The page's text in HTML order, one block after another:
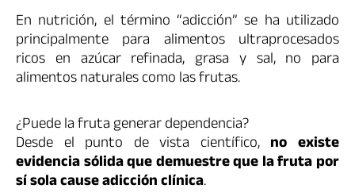
En nutrición, el término “adicción” se ha utilizado
principalmente para alimentos ultraprocesados
ricos en azúcar refinada, grasa y sal, no para
alimentos naturales como las frutas.
¿Puede la fruta generar dependencia?
Desde el punto de vista científico, no existe
evidencia sólida que demuestre que la fruta por
sí sola cause adicción clínica.